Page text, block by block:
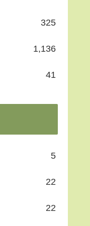
325
1,136
41
5
22
22